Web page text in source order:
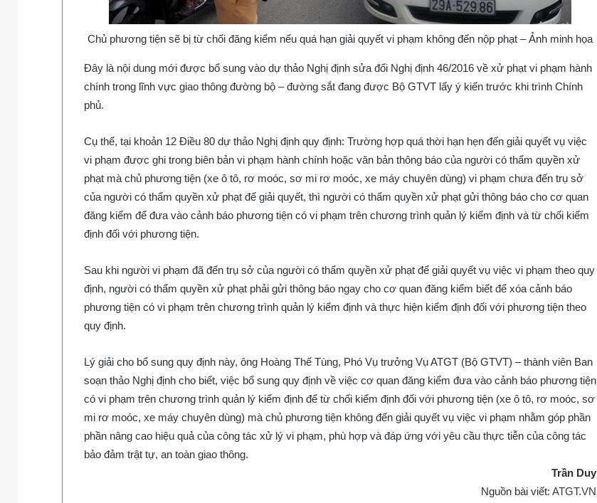
Chủ phương tiện sẽ bị từ chối đăng kiểm nếu quá hạn giải quyết vi phạm không đến nộp phạt – Ảnh minh họa
Đây là nội dung mới được bổ sung vào dự thảo Nghị định sửa đổi Nghị định 46/2016 về xử phạt vi phạm hành
chính trong lĩnh vực giao thông đường bộ – đường sắt đang được Bộ GTVT lấy ý kiến trước khi trình Chính
phủ.
Cụ thể, tại khoản 12 Điều 80 dự thảo Nghị định quy định: Trường hợp quá thời hạn hẹn đến giải quyết vụ việc
vi phạm được ghi trong biên bản vi phạm hành chính hoặc văn bản thông báo của người có thẩm quyền xử
phạt mà chủ phương tiện (xe ô tô, rơ moóc, sơ mi rơ moóc, xe máy chuyên dùng) vi phạm chưa đến trụ sở
của người có thẩm quyền xử phạt để giải quyết, thì người có thẩm quyền xử phạt gửi thông báo cho cơ quan
đăng kiểm để đưa vào cảnh báo phương tiện có vi phạm trên chương trình quản lý kiểm định và từ chối kiểm
định đối với phương tiện.
Sau khi người vi phạm đã đến trụ sở của người có thẩm quyền xử phạt để giải quyết vụ việc vi phạm theo quy
định, người có thẩm quyền xử phạt phải gửi thông báo ngay cho cơ quan đăng kiểm biết để xóa cảnh báo
phương tiện có vi phạm trên chương trình quản lý kiểm định và thực hiện kiểm định đối với phương tiện theo
quy định.
Lý giải cho bổ sung quy định này, ông Hoàng Thế Tùng, Phó Vụ trưởng Vụ ATGT (Bộ GTVT) – thành viên Ban
soạn thảo Nghị định cho biết, việc bổ sung quy định về việc cơ quan đăng kiểm đưa vào cảnh báo phương tiện
có vi phạm trên chương trình quản lý kiểm định để từ chối kiểm định đối với phương tiện (xe ô tô, rơ moóc, sơ
mi rơ moóc, xe máy chuyên dùng) mà chủ phương tiện không đến giải quyết vụ việc vi phạm nhằm góp phần
phần nâng cao hiệu quả của công tác xử lý vi phạm, phù hợp và đáp ứng với yêu cầu thực tiễn của công tác
bảo đảm trật tự, an toàn giao thông.
Trần Duy
Nguồn bài viết: ATGT.VN